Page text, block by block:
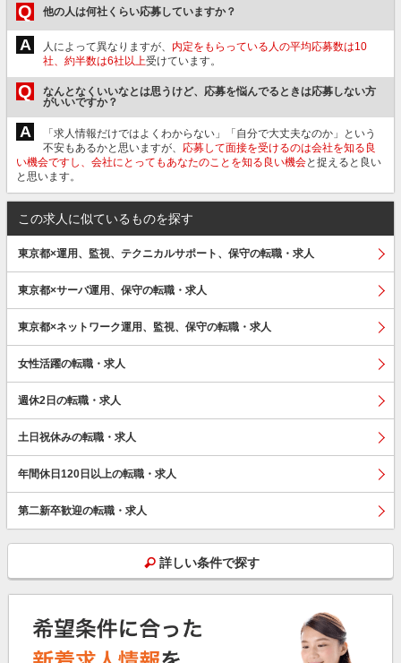
Q 他の人は何社くらい応募していますか？
A 人によって異なりますが、 内定をもらっている人の平均応募数は10
社、約半数は6社以上受けています。
Q
なんとなくいいなとは思うけど、応募を悩んでるときは応募しない方
がいいですか？
A
「求人情報だけではよくわからない」「自分で大丈夫なのか」という
不安もあるかと思いますが、 応募して面接を受けるのは会社を知る良
い機会ですし、会社にとってもあなたのことを知る良い機会と捉えると良い
と思います。
この求人に似ているものを探す
東京都×運用、監視、テクニカルサポート、保守の転職・求人
東京都×サーバ運用、保守の転職・求人
東京都×ネットワーク運用、監視、保守の転職・求人
女性活躍の転職・求人
週休2日の転職・求人
土日祝休みの転職・求人
年間休日120日以上の転職・求人
第二新卒歓迎の転職・求人
詳しい条件で探す